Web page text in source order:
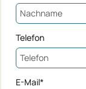
Telefon
E-Mail*